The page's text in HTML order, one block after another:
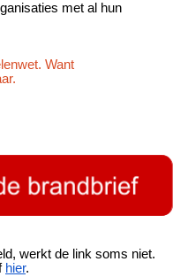
met al hun
Want
werkt de link soms niet.
hier.